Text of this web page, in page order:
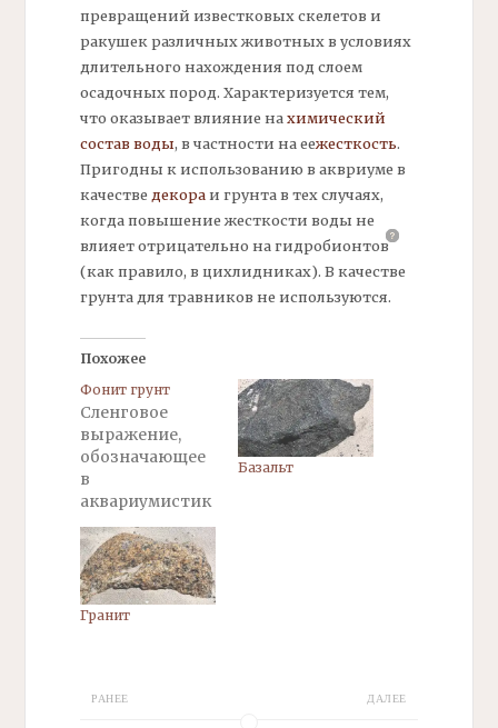
превращений известковых скелетов и
ракушек различных животных в условиях
длительного нахождения под слоем
осадочных пород. Характеризуется тем,
что оказывает влияние нахимический
состав воды, в частности на еежесткость.
Пригодны к использованию в аквриуме в
качестве декораи грунта в тех случаях,
когда повышение жесткости воды не
влияет отрицательно нагидробионтов
(как правило, в цихлидниках). В качестве
грунта для травников не используются.
Похожее
Фонит грунт
Сленговое
выражение,
обозначающее
в
аквариумистик
е то что в
грунте или
камне
присутствуют
осадочные
преимуществен
Базальт
Гранит
РАНЕЕ ДАЛЕЕ